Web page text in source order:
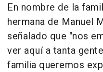
En nombre de la
hermana de Manuel
señalado que "nos
ver aquí a tanta
familia queremos